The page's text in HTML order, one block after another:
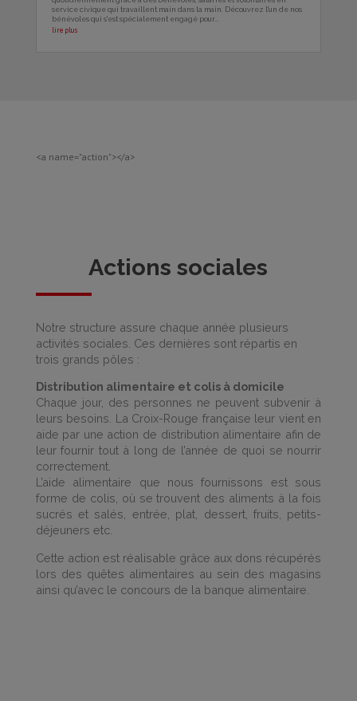
service civique qui travaillent main dans la main. Découvrez l'un de nos
bénévoles qui s'est spécialement engagé pour...
lire plus
<a name="action"></a>
Actions sociales
Notre structure assure chaque année plusieurs
activités sociales. Ces dernières sont répartis en
trois grands pôles :
Distribution alimentaire et colis à domicile
Chaque jour, des personnes ne peuvent subvenir à
leurs besoins. La Croix-Rouge française leur vient en
aide par une action de distribution alimentaire afin de
leur fournir tout à long de l’année de quoi se nourrir
correctement.
L’aide alimentaire que nous fournissons est sous
forme de colis, où se trouvent des aliments à la fois
sucrés et salés, entrée, plat, dessert, fruits, petits-
déjeuners etc.
Cette action est réalisable grâce aux dons récupérés
lors des quêtes alimentaires au sein des magasins
ainsi qu’avec le concours de la banque alimentaire.